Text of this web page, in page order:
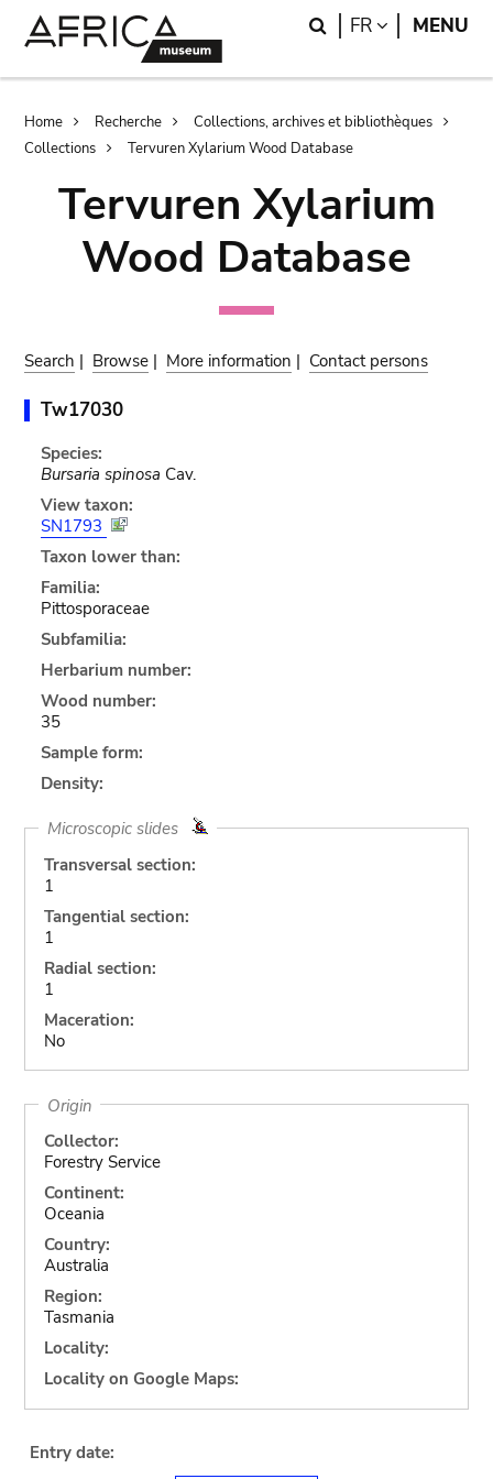
Search
FR LANGUAGE
MENU
Breadcrumb
Home Recherche
Collections, archives et bibliothèques
Collections
Tervuren Xylarium Wood Database
Tervuren Xylarium
Wood Database
Search | Browse | More information | Contact persons
Tw17030
Species:
Bursaria spinosa Cav.
View taxon:
SN1793
Taxon lower than:
Familia:
Pittosporaceae
Subfamilia:
Herbarium number:
Wood number:
35
Sample form:
Density:
Microscopic slides
Transversal section:
1
Tangential section:
1
Radial section:
1
Maceration:
No
Origin
Collector:
Forestry Service
Continent:
Oceania
Country:
Australia
Region:
Tasmania
Locality:
Locality on Google Maps:
Entry date: